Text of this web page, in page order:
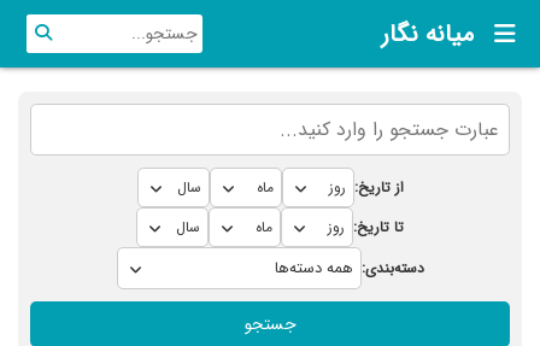
میانه نگار
از تاریخ:
تا تاریخ:
دسته‌بندی:
جستجو